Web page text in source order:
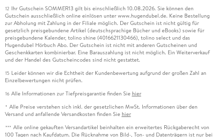
12 Ihr Gutschein SOMMER13 gilt bis einschließlich 10.08.2026. Sie können den
Gutschein ausschließlich online einlösen unter www.hugendubel.de. Keine Bestellung
zur Abholung mit Zahlung in der Filiale möglich. Der Gutschein ist nicht gültig für
gesetzlich preisgebundene Artikel (deutschsprachige Bücher und eBooks) sowie für
preisgebundene Kalender, tolino shine (4016621130466), tolino select und das
Hugendubel Hörbuch Abo. Der Gutschein ist nicht mit anderen Gutscheinen und
Geschenkkarten kombinierbar. Eine Barauszahlung ist nicht möglich. Ein Weiterverkauf
und der Handel des Gutscheincodes sind nicht gestattet.
15 Leider können wir die Echtheit der Kundenbewertung aufgrund der großen Zahl an
Einzelbewertungen nicht prüfen.
16 Alle Informationen zur Tiefpreisgarantie finden Sie hier
* Alle Preise verstehen sich inkl. der gesetzlichen MwSt. Informationen über den
Versand und anfallende Versandkosten finden Sie hier
*** Alle online gekauften Versandartikel beinhalten ein erweitertes Rückgaberecht von
100 Tagen nach Kaufdatum. Die Rücknahme von Bild-, Ton- und Datenträgern ist nur bei